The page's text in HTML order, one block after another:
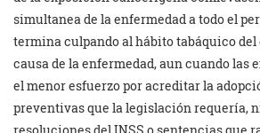
simultanea de la enfermedad a todo el
termina culpando al hábito tabáquico
causa de la enfermedad, aun cuando las
el menor esfuerzo por acreditar la
preventivas que la legislación requería,